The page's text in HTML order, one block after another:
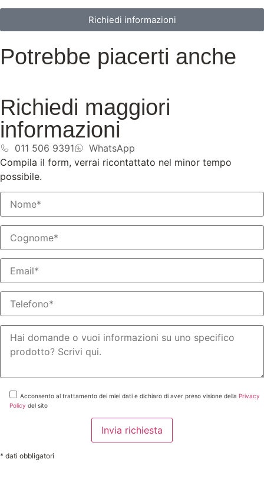
Richiedi informazioni
Potrebbe piacerti anche
Richiedi maggiori
informazioni
011 506 9391
WhatsApp
Compila il form, verrai ricontattato nel minor tempo
possibile.
Acconsento al trattamento dei miei dati e dichiaro di aver preso visione della Privacy
Policy del sito
* dati obbligatori